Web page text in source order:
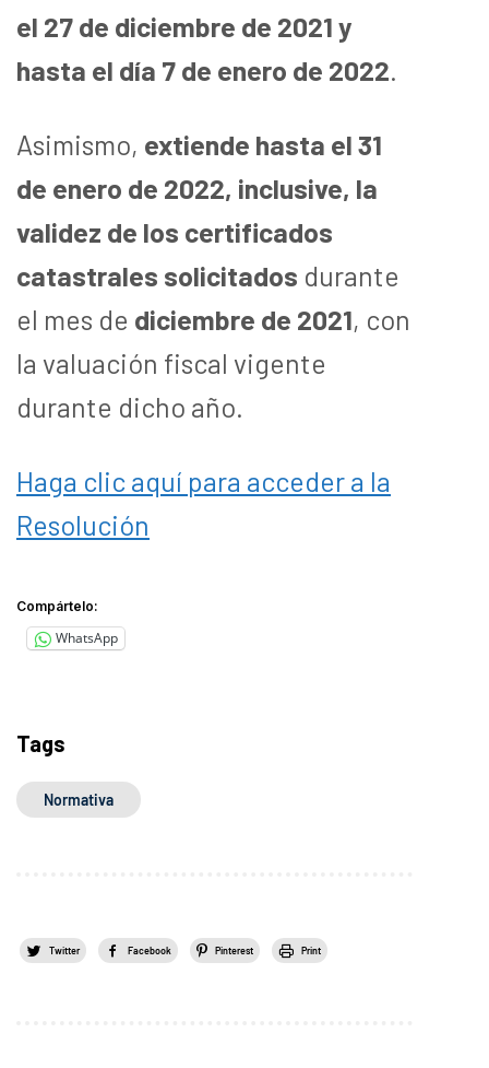
el 27 de diciembre de 2021 y
hasta el día 7 de enero de 2022.
Asimismo, extiende hasta el 31
de enero de 2022, inclusive, la
validez de los certificados
catastrales solicitados durante
el mes de diciembre de 2021, con
la valuación fiscal vigente
durante dicho año.
Haga clic aquí para acceder a la
Resolución
Compártelo:
WhatsApp
Tags
Normativa
Twitter Facebook Pinterest Print